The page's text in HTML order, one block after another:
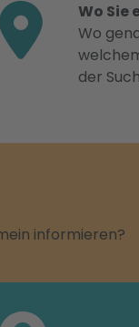
Wo Sie
Wo
der
informieren?